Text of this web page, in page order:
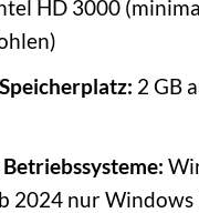
HD 3000
2 GB
2024 nur Windows